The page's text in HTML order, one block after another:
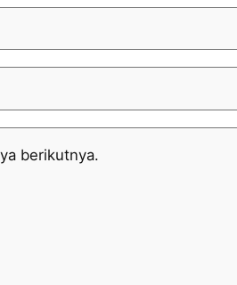
berikutnya.